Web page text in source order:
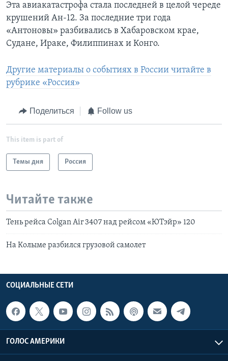
Эта авиакатастрофа стала последней в целой череде
крушений Ан-12. За последние три года
«Антоновы» разбивались в Хабаровском крае,
Судане, Ираке, Филиппинах и Конго.
Другие материалы о событиях в России читайте в
рубрике «Россия»
Поделиться Follow us
This item is part of
Темы дня Россия
Читайте также
Тень рейса Colgan Air 3407 над рейсом «ЮТэйр» 120
На Колыме разбился грузовой самолет
СОЦИАЛЬНЫЕ СЕТИ
ГОЛОС АМЕРИКИ